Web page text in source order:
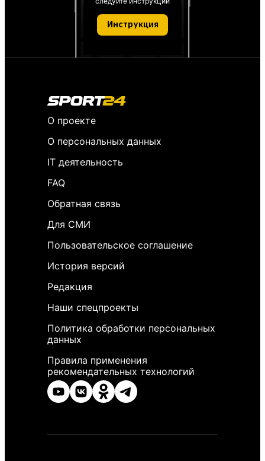
Инструкция
О проекте
О персональных данных
IT деятельность
FAQ
Обратная связь
Для СМИ
Пользовательское соглашение
История версий
Редакция
Наши спецпроекты
Политика обработки персональных
данных
Правила применения
рекомендательных технологий